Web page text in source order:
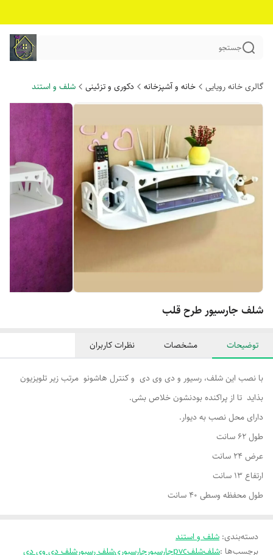
جستجو
گالری خانه رویایی خانه و آشپزخانه دکوری و تزئینی شلف و استند
شلف جارسیور طرح قلب
توضیحات مشخصات نظرات کاربران
با نصب این شلف، رسیور و دی وی دی و کنترل هاشونو مرتب زیر تلویزیون
بذاید تا از پراکنده بودنشون خلاص بشی.
دارای محل نصب به دیوار.
طول 62 سانت
عرض 24 سانت
ارتفاع 13 سانت
طول محفظه وسطی 40 سانت
دسته‌بندی: شلف و استند
برچسب‌ها :شلفشلفpvc جارسیورجارسیوریشلف رسیورشلف دی وی دی